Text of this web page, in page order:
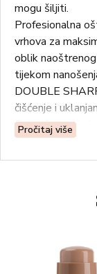
mogu šiljiti.
Profesionalna
vrhova za
oblik
tijekom
DOUBLE
čišćenje i
Praktično ga je
naoštriti.
za korištenje u
Praktični
Igla koja dolazi
Pročitaj više